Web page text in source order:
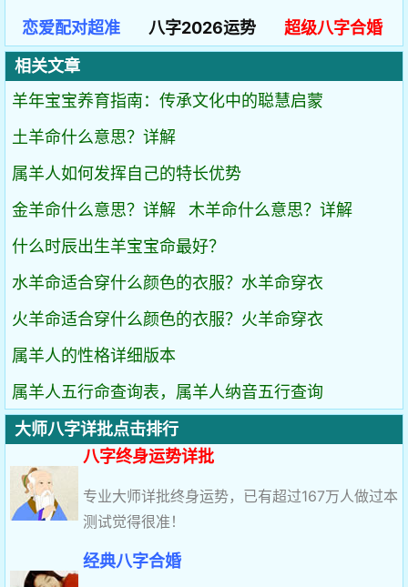
恋爱配对超准
八字2026运势
超级八字合婚
相关文章
羊年宝宝养育指南：传承文化中的聪慧启蒙
土羊命什么意思？详解
属羊人如何发挥自己的特长优势
金羊命什么意思？详解
木羊命什么意思？详解
什么时辰出生羊宝宝命最好？
水羊命适合穿什么颜色的衣服？水羊命穿衣
火羊命适合穿什么颜色的衣服？火羊命穿衣
属羊人的性格详细版本
属羊人五行命查询表，属羊人纳音五行查询
大师八字详批点击排行
八字终身运势详批
专业大师详批终身运势，已有超过167万人做过本
测试觉得很准！
经典八字合婚